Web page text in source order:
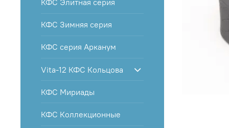
КФС Элитная серия
КФС Зимняя серия
КФС серия Арканум
Vita-12 КФС Кольцова
КФС Мириады
КФС Коллекционные